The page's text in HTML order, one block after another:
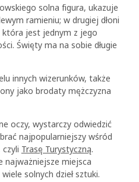
solna figura, ukazuje
ramieniu; w drugiej dłoni
która jest jednym z jego
Święty ma na sobie długie
innych wizerunków, także
jako brodaty mężczyzna
oczy, wystarczy odwiedzić
najpopularniejszy wśród
Trasę Turystyczną.
najważniejsze miejsca
solnych dzieł sztuki.